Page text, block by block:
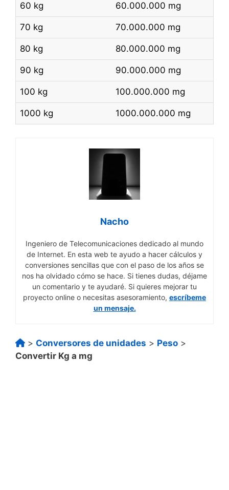
60 kg 60.000.000 mg
70 kg 70.000.000 mg
80 kg 80.000.000 mg
90 kg 90.000.000 mg
100 kg 100.000.000 mg
1000 kg 1000.000.000 mg
Nacho
Ingeniero de Telecomunicaciones dedicado al mundo
de Internet. En esta web te ayudo a hacer cálculos y
conversiones sencillas que con el paso de los años se
nos ha olvidado cómo se hace. Si tienes dudas, déjame
un comentario y te ayudaré. Si quieres mejorar tu
proyecto online o necesitas asesoramiento, escríbeme
un mensaje.
> Conversores de unidades > Peso >
Convertir Kg a mg